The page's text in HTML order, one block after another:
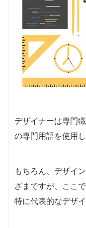
デザイナーは専門
の専門用語を使用し
もちろん、デザイ
ざまですが、ここ
特に代表的なデザ